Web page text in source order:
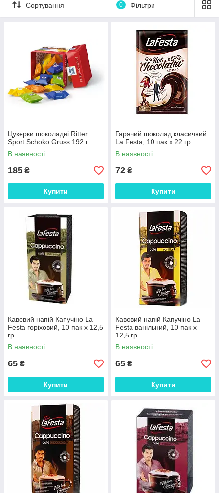
Сортування 0 Фільтри
Цукерки шоколадні Ritter
Sport Schoko Gruss 192 г
В наявності
185 ₴
Купити
Гарячий шоколад класичний
La Festa, 10 пак х 22 гр
В наявності
72 ₴
Купити
Кавовий напій Капучіно La
Festa горіховий, 10 пак х 12,5
гр
В наявності
65 ₴
Купити
Кавовий напій Капучіно La
Festa ванільний, 10 пак х
12,5 гр
В наявності
65 ₴
Купити